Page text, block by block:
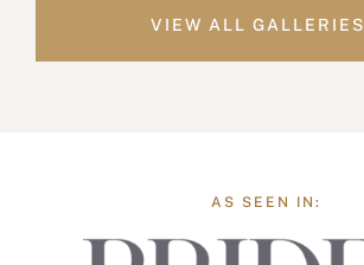
VIEW ALL GALLERIES
AS SEEN IN: